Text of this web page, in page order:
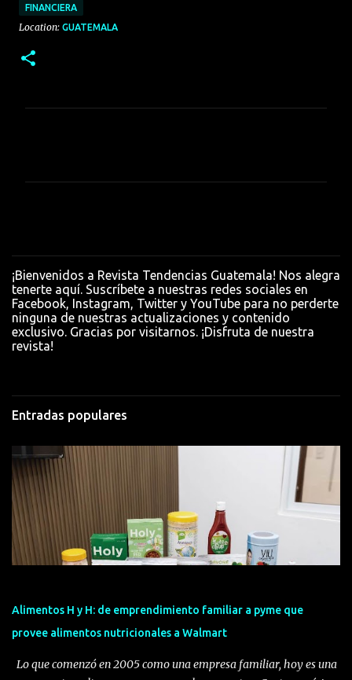
FINANCIERA
Location: GUATEMALA
r
i
o
s
¡Bienvenidos a Revista Tendencias Guatemala! Nos alegra
tenerte aquí. Suscríbete a nuestras redes sociales en
Facebook, Instagram, Twitter y YouTube para no perderte
ninguna de nuestras actualizaciones y contenido
exclusivo. Gracias por visitarnos. ¡Disfruta de nuestra
revista!
Entradas populares
Alimentos H y H: de emprendimiento familiar a pyme que
provee alimentos nutricionales a Walmart
Lo que comenzó en 2005 como una empresa familiar, hoy es una